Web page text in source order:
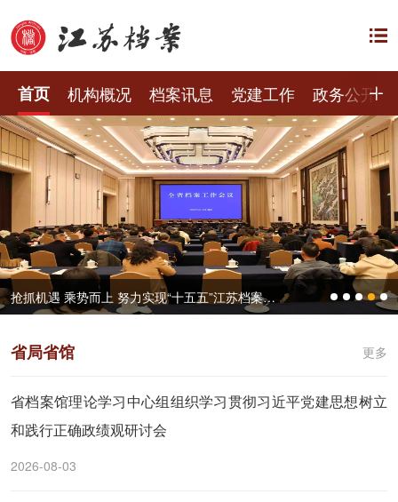
首页 机构概况 档案讯息 党建工作 政务公开
兰台聚力书华章 马踏春风启新程——江苏省档案馆召开2025年度总结表彰大会
省局省馆 更多
省档案馆理论学习中心组组织学习贯彻习近平党建思想树立
和践行正确政绩观研讨会
2026-08-03